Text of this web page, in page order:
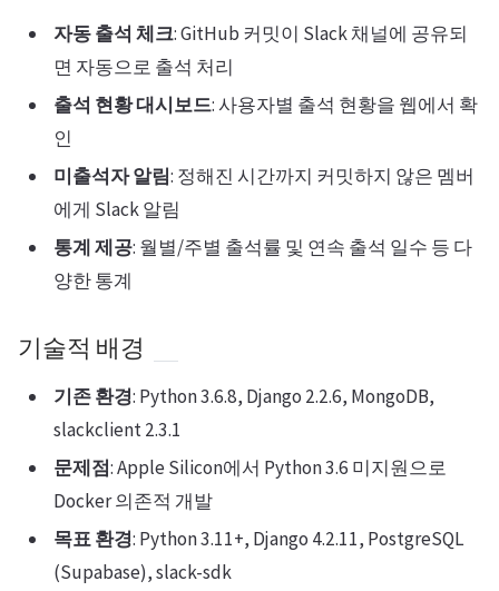
자동 출석 체크: GitHub 커밋이 Slack 채널에 공유되
면 자동으로 출석 처리
출석 현황 대시보드: 사용자별 출석 현황을 웹에서 확
인
미출석자 알림: 정해진 시간까지 커밋하지 않은 멤버
에게 Slack 알림
통계 제공: 월별/주별 출석률 및 연속 출석 일수 등 다
양한 통계
기술적 배경
기존 환경: Python 3.6.8, Django 2.2.6, MongoDB,
slackclient 2.3.1
문제점: Apple Silicon에서 Python 3.6 미지원으로
Docker 의존적 개발
목표 환경: Python 3.11+, Django 4.2.11, PostgreSQL
(Supabase), slack-sdk